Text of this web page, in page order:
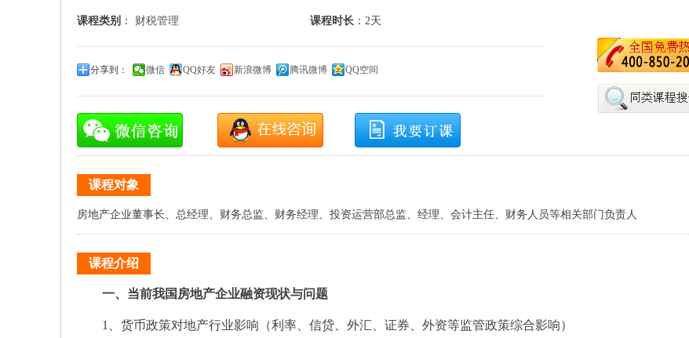
课程类别 ： 财税管理 课程时长 ：2天
分享到： 微信 QQ好友 新浪微博 腾讯微博 QQ空间
课程对象
房地产企业董事长、总经理、财务总监、财务经理、投资运营部总监、经理、会计主任、财务人员等相关部门负责人
课程介绍
一、当前我国房地产企业融资现状与问题
1、货币政策对地产行业影响（利率、信贷、外汇、证券、外资等监管政策综合影响）